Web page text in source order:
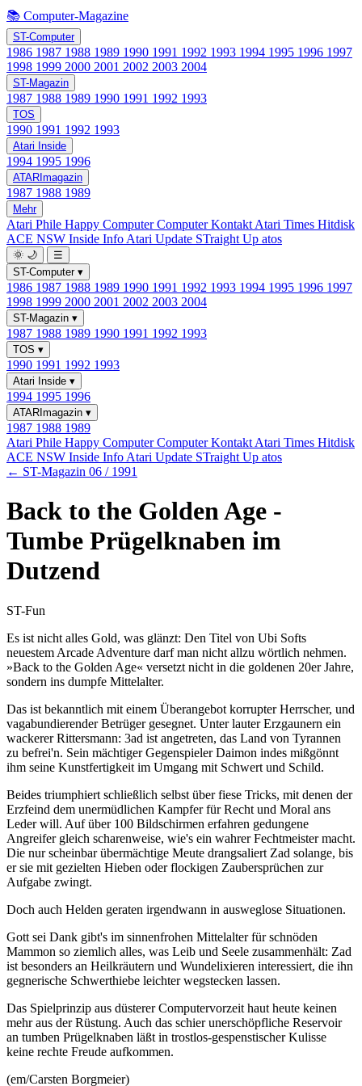
📚 Computer-Magazine
ST-Computer
1986 1987 1988 1989 1990 1991 1992 1993 1994 1995 1996 1997
1998 1999 2000 2001 2002 2003 2004
ST-Magazin
1987 1988 1989 1990 1991 1992 1993
TOS
1990 1991 1992 1993
Atari Inside
1994 1995 1996
ATARImagazin
1987 1988 1989
Mehr
Atari Phile Happy ComputerComputer Kontakt Atari Times Hitdisk
ACE NSW Inside Info Atari Update STraight Up atos
🌞 🌙
☰
ST-Computer ▾
1986 1987 1988 1989 1990 1991 1992 1993 1994 1995 1996 1997
1998 1999 2000 2001 2002 2003 2004
ST-Magazin ▾
1987 1988 1989 1990 1991 1992 1993
TOS ▾
1990 1991 1992 1993
Atari Inside ▾
1994 1995 1996
ATARImagazin ▾
1987 1988 1989
Atari Phile Happy ComputerComputer Kontakt Atari Times Hitdisk
ACE NSW Inside Info Atari Update STraight Up atos
← ST-Magazin 06 / 1991
Back to the Golden Age -
Tumbe Prügelknaben im
Dutzend
ST-Fun
Es ist nicht alles Gold, was glänzt: Den Titel von Ubi Softs
neuestem Arcade Adventure darf man nicht allzu wörtlich nehmen.
»Back to the Golden Age« versetzt nicht in die goldenen 20er Jahre,
sondern ins dumpfe Mittelalter.
Das ist bekanntlich mit einem Überangebot korrupter Herrscher, und
vagabundierender Betrüger gesegnet. Unter lauter Erzgaunern ein
wackerer Rittersmann: 3ad ist angetreten, das Land von Tyrannen
zu befrei'n. Sein mächtiger Gegenspieler Daimon indes mißgönnt
ihm seine Kunstfertigkeit im Umgang mit Schwert und Schild.
Beides triumphiert schließlich selbst über fiese Tricks, mit denen der
Erzfeind dem unermüdlichen Kampfer für Recht und Moral ans
Leder will. Auf über 100 Bildschirmen erfahren gedungene
Angreifer gleich scharenweise, wie's ein wahrer Fechtmeister macht.
Die nur scheinbar übermächtige Meute drangsaliert Zad solange, bis
er sie mit gezielten Hieben oder flockigen Zaubersprüchen zur
Aufgabe zwingt.
Doch auch Helden geraten irgendwann in ausweglose Situationen.
Gott sei Dank gibt's im sinnenfrohen Mittelalter für schnöden
Mammon so ziemlich alles, was Leib und Seele zusammenhält: Zad
ist besonders an Heilkräutern und Wundelixieren interessiert, die ihn
gegnerische Schwerthiebe leichter wegstecken lassen.
Das Spielprinzip aus düsterer Computervorzeit haut heute keinen
mehr aus der Rüstung. Auch das schier unerschöpfliche Reservoir
an tumben Prügelknaben läßt in trostlos-gespenstischer Kulisse
keine rechte Freude aufkommen.
(em/Carsten Borgmeier)